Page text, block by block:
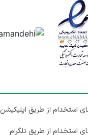
استخدام از طریق اپلیکیشن
استخدام از طریق تلگرام